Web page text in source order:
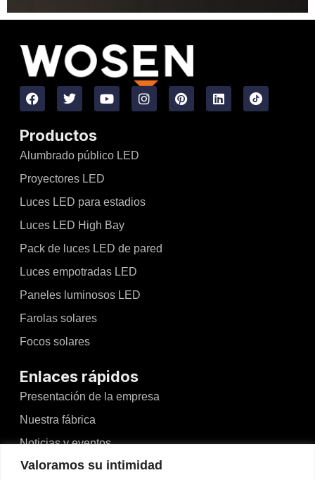
Valoramos su intimidad
Productos
Alumbrado público LED
Proyectores LED
Luces LED para estadios
Luces LED High Bay
Pack de luces LED de pared
Luces empotradas LED
Paneles luminosos LED
Farolas solares
Focos solares
Enlaces rápidos
Presentación de la empresa
Nuestra fábrica
Noticias y eventos
Vídeos